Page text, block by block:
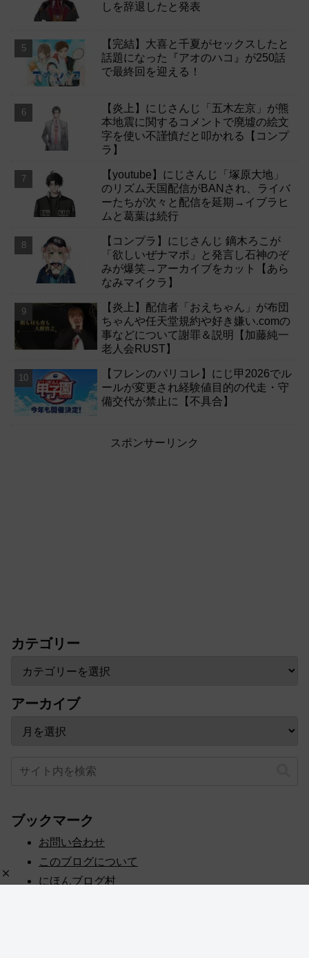
しを辞退したと発表
【完結】大喜と千夏がセックスしたと
話題になった『アオのハコ』が250話
で最終回を迎える！
【炎上】にじさんじ「五木左京」が熊
本地震に関するコメントで廃墟の絵文
字を使い不謹慎だと叩かれる【コンプ
ラ】
【youtube】にじさんじ「塚原大地」
のリズム天国配信がBANされ、ライバ
ーたちが次々と配信を延期→イブラヒ
ムと葛葉は続行
【コンプラ】にじさんじ 鏑木ろこが
「欲しいぜナマポ」と発言し石神のぞ
みが爆笑→アーカイブをカット【あら
なみマイクラ】
【炎上】配信者「おえちゃん」が布団
ちゃんや任天堂規約や好き嫌い.comの
事などについて謝罪＆説明【加藤純一
老人会RUST】
【フレンのパリコレ】にじ甲2026でル
ールが変更され経験値目的の代走・守
備交代が禁止に【不具合】
スポンサーリンク
カテゴリー
アーカイブ
ブックマーク
お問い合わせ
このブログについて
にほんブログ村